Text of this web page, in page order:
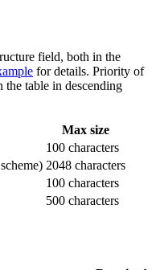
field, both in the
for details. Priority of
table in descending
Max size
100 characters
2048 characters
100 characters
500 characters